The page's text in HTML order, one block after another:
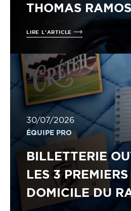
THOMAS RAMOS
LIRE L'ARTICLE
30/07/2026
ÉQUIPE PRO
BILLETTERIE
LES 3
DOMICILE DU